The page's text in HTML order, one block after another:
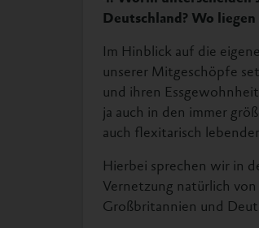
Deutschland? Wo
Im Hinblick auf die
unserer Mitgeschöpfe
und ihren
ja auch in den immer
auch flexitarisch
Hierbei sprechen wir in
Vernetzung natürlich von
Großbritannien und